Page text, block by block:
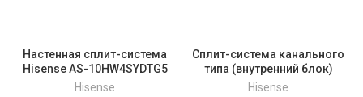
Настенная сплит-система
Hisense AS-10HW4SYDTG5
NEO Premium Classic A
Hisense
Сплит-система канального
типа (внутренний блок)
Hisense AUD-36UX4SHL DC
Hisense